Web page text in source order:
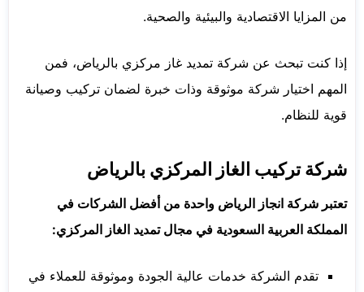
من المزايا الاقتصادية والبيئية والصحية.
إذا كنت تبحث عن شركة تمديد غاز مركزي بالرياض، فمن
المهم اختيار شركة موثوقة وذات خبرة لضمان تركيب وصيانة
قوية للنظام.
شركة تركيب الغاز المركزي بالرياض
تعتبر شركة انجاز الرياض واحدة من أفضل الشركات في
المملكة العربية السعودية في مجال تمديد الغاز المركزي:
تقدم الشركة خدمات عالية الجودة وموثوقة للعملاء في